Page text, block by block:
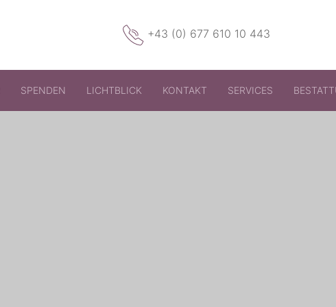
+43 (0) 677 610 10 443
SPENDEN LICHTBLICK KONTAKT SERVICES